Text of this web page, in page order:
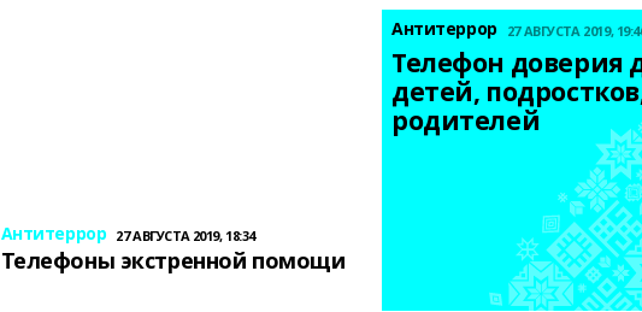
Антитеррор 27 АВГУСТА 2019, 18:34
Телефоны экстренной помощи
Антитеррор 27 АВГУСТА 2019,
Телефон доверия
детей,
родителей